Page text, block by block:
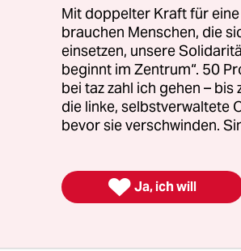
jeder zweite Atze und jeder
Würde man mich aber
würde ich sagen:
Mit doppelter Kraft für
brauchen Menschen, die
einsetzen, unsere
beginnt im Zentrum“. 50
bei taz zahl ich gehen –
die linke, selbstverwaltete
bevor sie verschwinden.
 Ja, ich will